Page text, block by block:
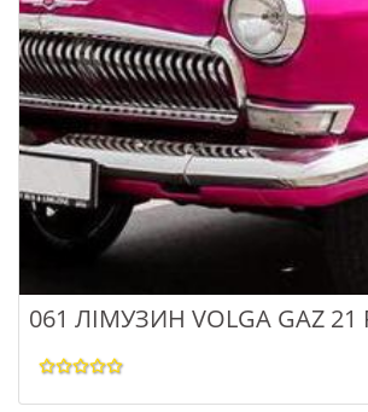
061 ЛІМУЗИН VOLGA GAZ